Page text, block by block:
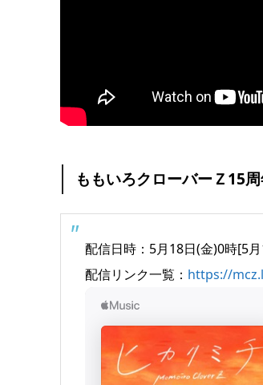
ももいろクローバーＺ15
配信日時：5月18日(金)0時[5
配信リンク一覧： https://